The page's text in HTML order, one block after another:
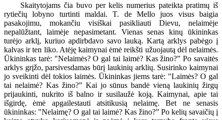
Skaitytojams čia buvo per kelis numerius pateikta pratimų iš
rytiečių lobyno turtinti maldai. T. de Mello juos visus baigia
pasakojimu, mokančiu visiškai pasikliauti Dievu, nelaimėje
nepalūžtant, laimėje nepasimetant. Vienas senas kinų ūkininkas
turėjo arklį, kuriuo apdirbdavo savo lauką. Kartą arklys pabėgo į
kalvas ir ten liko. Atėję kaimynai ėmė reikšti užuojautą dėl nelaimės.
Ūkininkas tarė: "Nelaimės? O gal tai laimė? Kas žino?” Po savaitės
arklys grįžo, parsivesdamas būrį laukinių arklių. Susirinko kaimynai
jo sveikinti dėl tokios laimės. Ūkininkas jiems tarė: "Laimės? O gal
tai nelaimė? Kas žino?” Kai jo sūnus bandė vieną laukinių žirgų
prijaukinti, nukrito iš balno ir susilaužė koją. Kaimynai, apie tai
išgirdę, ėmė apgailestauti atsitikusią nelaimę. Bet ne senasis
ūkininkas: "Nelaimę? O gal tai laimė? Kas žino?” Po kelių savaičių į